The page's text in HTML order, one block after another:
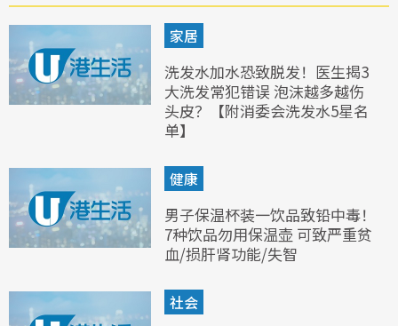
家居
洗发水加水恐致脱发！医生揭3
大洗发常犯错误 泡沫越多越伤
头皮？【附消委会洗发水5星名
单】
健康
男子保温杯装一饮品致铅中毒！
7种饮品勿用保温壶 可致严重贫
血/损肝肾功能/失智
社会